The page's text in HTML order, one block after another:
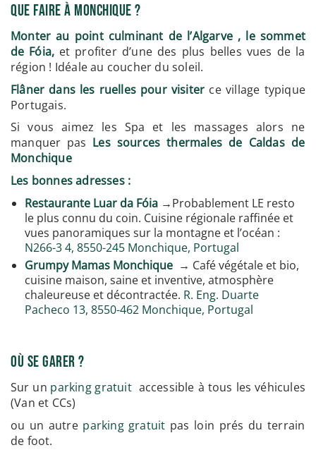
Que Faire à Monchique ?
Monter au point culminant de l’Algarve , le sommet
de Fóia, et profiter d’une des plus belles vues de la
région ! Idéale au coucher du soleil.
Flâner dans les ruelles pour visiter ce village typique
Portugais.
Si vous aimez les Spa et les massages alors ne
manquer pas Les sources thermales de Caldas de
Monchique
Les bonnes adresses :
Restaurante Luar da Fóia →Probablement LE resto
le plus connu du coin. Cuisine régionale raffinée et
vues panoramiques sur la montagne et l’océan :
N266-3 4, 8550-245 Monchique, Portugal
Grumpy Mamas Monchique → Café végétale et bio,
cuisine maison, saine et inventive, atmosphère
chaleureuse et décontractée. R. Eng. Duarte
Pacheco 13, 8550-462 Monchique, Portugal
Où se garer ?
Sur un parking gratuit accessible à tous les véhicules
(Van et CCs)
ou un autre parking gratuit pas loin prés du terrain
de foot.